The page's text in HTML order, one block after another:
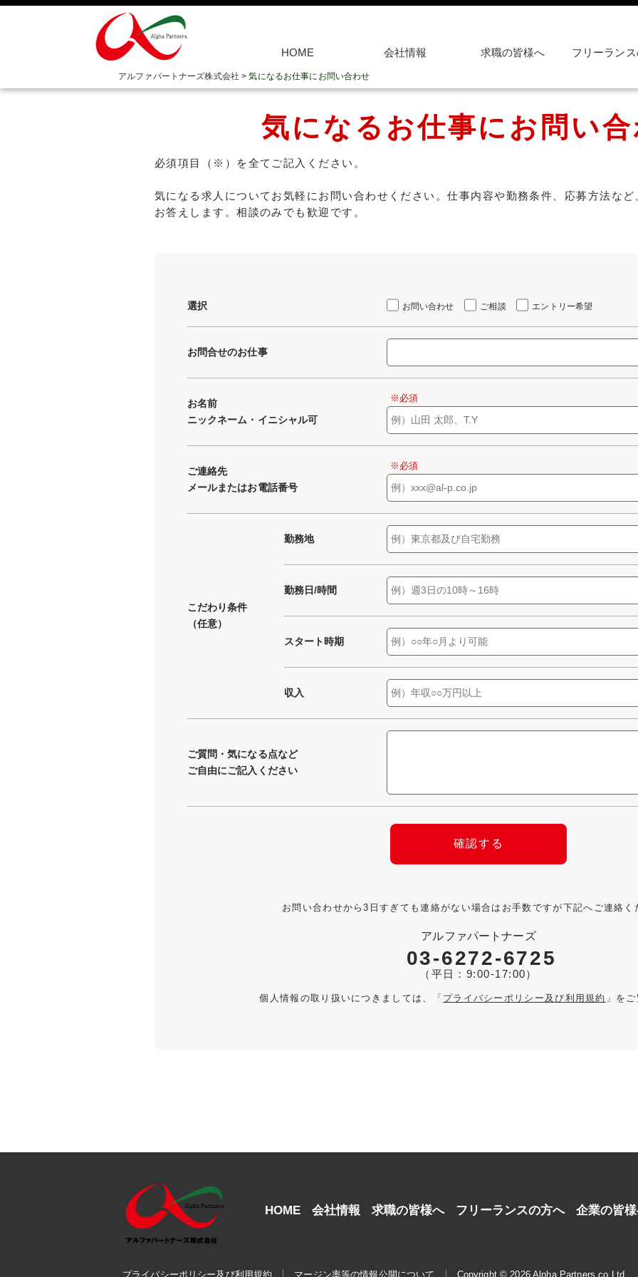
HOME 会社情報 求職の皆様へ フリーラン
アルファパートナーズ株式会社 >気になるお仕事にお問い合わせ
気になるお仕事にお問い
必須項目（※）を全てご記入ください。
気になる求人についてお気軽にお問い合わせください。仕事内容や勤務条件、応募方法な
お答えします。相談のみでも歓迎です。
選択 お問い合わせ ご相談 エントリー希望
お問合せのお仕事
お名前
ニックネーム・イニシャル可
※必須
ご連絡先
メールまたはお電話番号
※必須
こだわり条件
（任意）
勤務地
勤務日/時間
スタート時期
収入
ご質問・気になる点など
ご自由にご記入ください
お問い合わせから3日すぎても連絡がない場合はお手数ですが下記へご連絡く
アルファパートナーズ
03-6272-6725
（平日：9:00-17:00）
個人情報の取り扱いにつきましては、「 プライバシーポリシー及び利用規約 」を
HOME 会社情報 求職の皆様へ フリーランスの方へ 企業の皆
プライバシーポリシー及び利用規約 マージン率等の情報公開について Copyright © 2026 Alpha Partners co.Ltd.